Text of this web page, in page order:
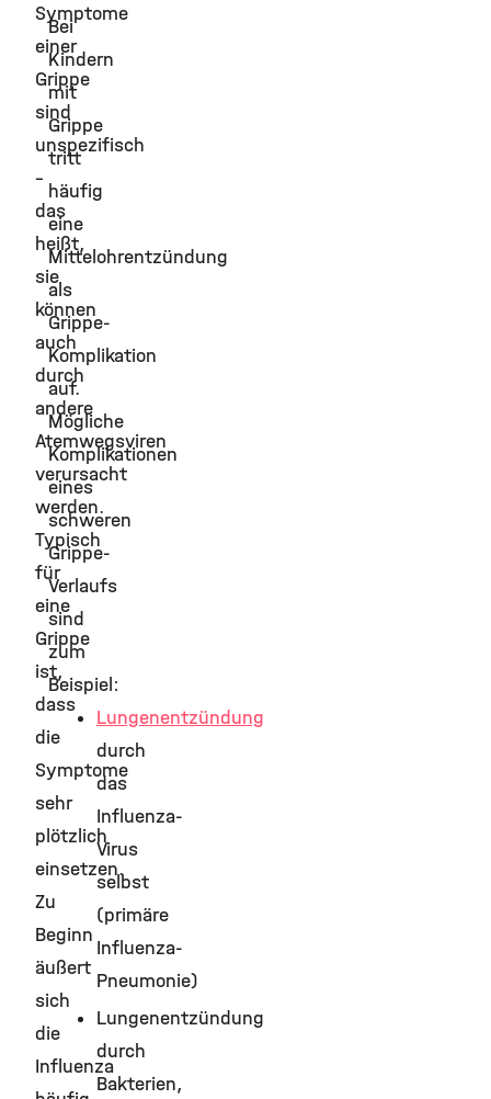
Symptome
einer
Grippe
sind
unspezifisch
–
das
heißt,
sie
können
auch
durch
andere
Atemwegsviren
verursacht
werden.
Typisch
für
eine
Grippe
ist,
dass
die
Symptome
sehr
plötzlich
einsetzen.
Zu
Beginn
äußert
sich
die
Influenza
Bei
Kindern
mit
Grippe
tritt
häufig
eine
Mittelohrentzündung
als
Grippe-
Komplikation
auf.
Mögliche
Komplikationen
eines
schweren
Grippe-
Verlaufs
sind
zum
Beispiel:
Lungenentzündung
durch
das
Influenza-
Virus
selbst
(primäre
Influenza-
Pneumonie)
Lungenentzündung
durch
Bakterien,